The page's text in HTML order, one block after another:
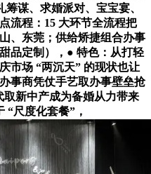
谋、求婚派对、宝宝宴、
流程：15 大环节全流程把
、东莞；供给矫捷组合办事
品定制），● 特色：从打轻
市场 “两沉天” 的现状也让
事商凭仗手艺取办事壁垒抢
新中产成为备婚从力带来
尺度化套餐”，